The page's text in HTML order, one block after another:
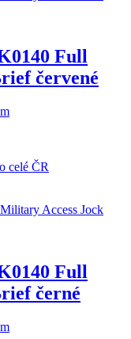
Full
červené
celé ČR
Full
černé